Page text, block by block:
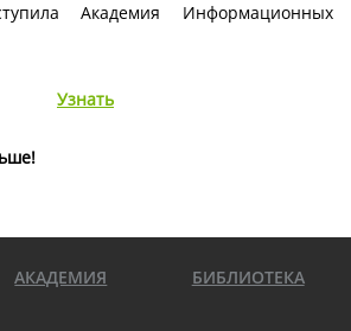
Академия Информационных
Узнать
АКАДЕМИЯ БИБЛИОТЕКА